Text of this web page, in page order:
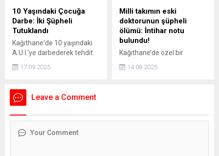
10 Yaşındaki Çocuğa
Darbe: İki Şüpheli
Tutuklandı
Kağıthane'de 10 yaşındaki
A.U.İ.'ye darbederek tehdit
bir aracın çarpmasına neden
yaşındaki E.S. gözaltına
alındı. Şüpheliler, adliyeye
17.09.2025
Milli takımın eski
doktorunun şüpheli
ölümü: İntihar notu
bulundu!
Kağıthane’de özel bir
olarak görev yapan doktor
14.08.2025
Leave a Comment